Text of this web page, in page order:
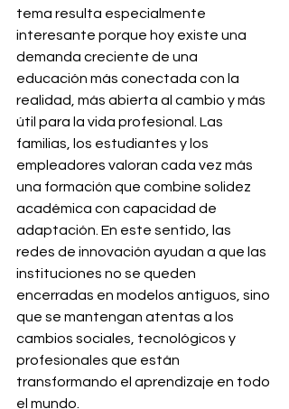
tema resulta especialmente
interesante porque hoy existe una
demanda creciente de una
educación más conectada con la
realidad, más abierta al cambio y más
útil para la vida profesional. Las
familias, los estudiantes y los
empleadores valoran cada vez más
una formación que combine solidez
académica con capacidad de
adaptación. En este sentido, las
redes de innovación ayudan a que las
instituciones no se queden
encerradas en modelos antiguos, sino
que se mantengan atentas a los
cambios sociales, tecnológicos y
profesionales que están
transformando el aprendizaje en todo
el mundo.